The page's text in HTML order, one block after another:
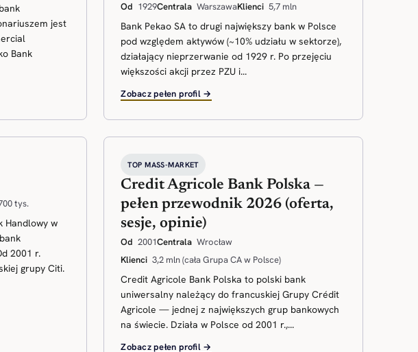
jest
Bank
Od 1929Centrala WarszawaKlienci 5,7 mln
Bank Pekao SA to drugi największy bank w Polsce
pod względem aktywów (~10% udziału w sektorze),
działający nieprzerwanie od 1929 r. Po przejęciu
większości akcji przez PZU i...
Zobacz pełen profil →
tys.
Handlowy w
2001 r.
grupy Citi.
TOP MASS-MARKET
Credit Agricole Bank Polska —
pełen przewodnik 2026 (oferta,
sesje, opinie)
Od 2001Centrala Wrocław
Klienci 3,2 mln (cała Grupa CA w Polsce)
Credit Agricole Bank Polska to polski bank
uniwersalny należący do francuskiej Grupy Crédit
Agricole — jednej z największych grup bankowych
na świecie. Działa w Polsce od 2001 r.,...
Zobacz pełen profil →